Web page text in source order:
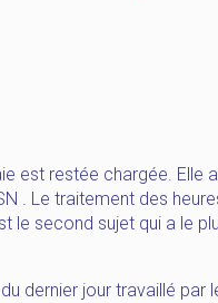
est restée chargée. Elle
. Le traitement des
le second sujet qui a le
dernier jour travaillé par